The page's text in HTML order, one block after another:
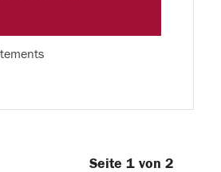
Seite 1 von 2